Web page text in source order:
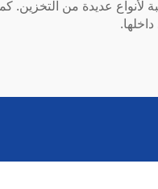
لأنواع عديدة من